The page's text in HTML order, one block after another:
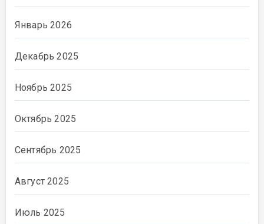
Январь 2026
Декабрь 2025
Ноябрь 2025
Октябрь 2025
Сентябрь 2025
Август 2025
Июль 2025